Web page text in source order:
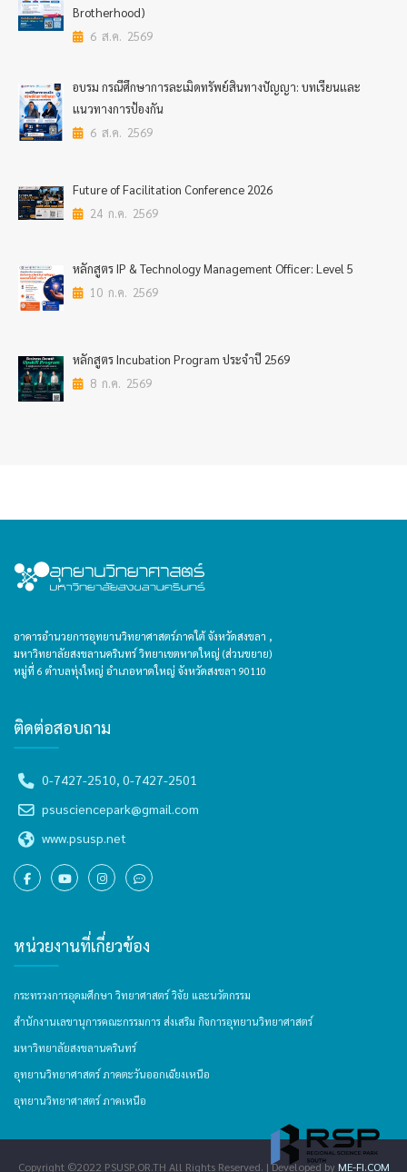
Brotherhood)
6 ส.ค. 2569
อบรม กรณีศึกษาการละเมิดทรัพย์สินทางปัญญา: บทเรียนและ
แนวทางการป้องกัน
6 ส.ค. 2569
Future of Facilitation Conference 2026
24 ก.ค. 2569
หลักสูตร IP & Technology Management Officer: Level 5
10 ก.ค. 2569
หลักสูตร Incubation Program ประจำปี 2569
8 ก.ค. 2569
อาคารอำนวยการอุทยานวิทยาศาสตร์ภาคใต้ จังหวัดสงขลา ,
มหาวิทยาลัยสงขลานครินทร์ วิทยาเขตหาดใหญ่ (ส่วนขยาย)
หมู่ที่ 6 ตำบลทุ่งใหญ่ อำเภอหาดใหญ่ จังหวัดสงขลา 90110
ติดต่อสอบถาม
0-7427-2510, 0-7427-2501
psusciencepark@gmail.com
www.psusp.net
หน่วยงานที่เกี่ยวข้อง
กระทรวงการอุดมศึกษา วิทยาศาสตร์ วิจัย และนวัตกรรม
สำนักงานเลขานุการคณะกรรมการ ส่งเสริม กิจการอุทยานวิทยาศาสตร์
มหาวิทยาลัยสงขลานครินทร์
อุทยานวิทยาศาสตร์ ภาคตะวันออกเฉียงเหนือ
อุทยานวิทยาศาสตร์ ภาคเหนือ
Copyright ©2022 PSUSP.OR.TH All Rights Reserved. | Developed by ME-FI.COM